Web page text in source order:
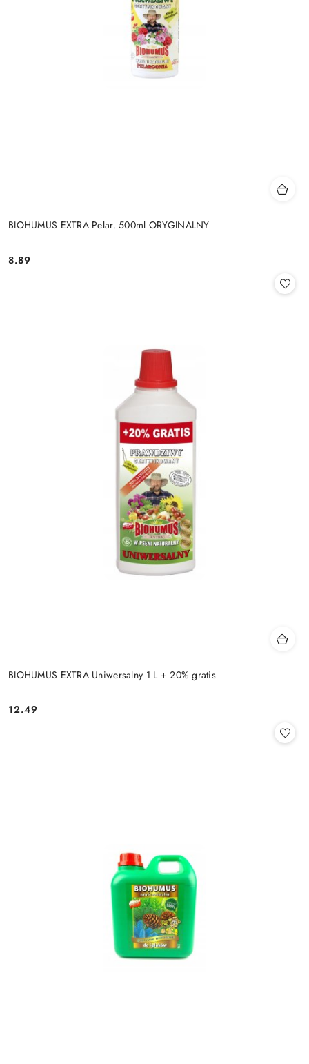
BIOHUMUS EXTRA Pelar. 500ml ORYGINALNY
Cena:
8.89
BIOHUMUS EXTRA Uniwersalny 1 L + 20% gratis
Cena:
12.49